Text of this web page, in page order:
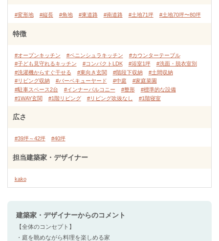
#変形地 #縦長 #角地 #東道路 #南道路 #土地71坪 #土地70坪〜80坪
特徴
#オープンキッチン #ペニンシュラキッチン
#カウンターテーブル
#子ども見守れるキッチン
#コンパクトLDK #浴室1坪
#洗面・脱衣室別
#洗濯機からすぐ干せる
#東向き玄関 #階段下収納
#土間収納
#リビング収納
#バーベキューヤード #中庭
#家庭菜園
#駐車スペース2台
#インナーバルコニー #整形
#標準的な設備
#1WAY玄関
#1階リビング #リビング吹抜なし #1階寝室
広さ
#39坪～42坪 #40坪
担当建築家・デザイナー
kako
建築家・デザイナーからのコメント
【全体のコンセプト】
・庭を眺めながら料理を楽しめる家